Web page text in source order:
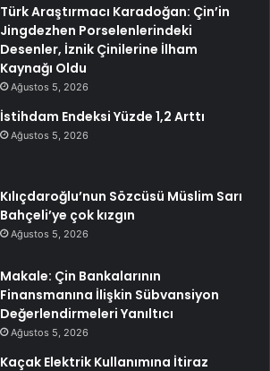
Türk Araştırmacı Karadoğan: Çin’in
Jingdezhen Porselenlerindeki
Desenler, İznik Çinilerine İlham
Kaynağı Oldu
Ağustos 5, 2026
İstihdam Endeksi Yüzde 1,2 Arttı
Ağustos 5, 2026
Kılıçdaroğlu’nun Sözcüsü Müslim Sarı
Bahçeli’ye çok kızgın
Ağustos 5, 2026
Makale: Çin Bankalarının
Finansmanına İlişkin Sübvansiyon
Değerlendirmeleri Yanıltıcı
Ağustos 5, 2026
Kaçak Elektrik Kullanımına İtiraz